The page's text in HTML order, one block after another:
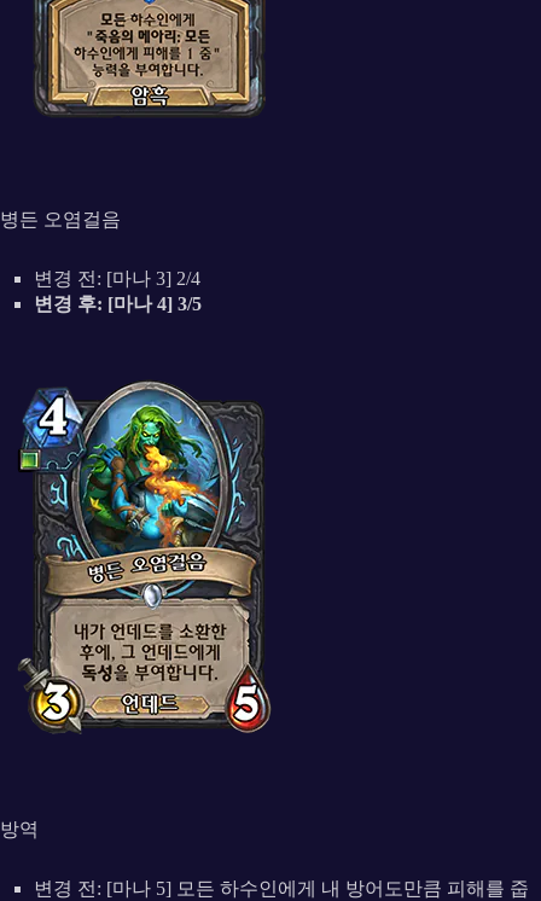
병든 오염걸음
변경 전: [마나 3] 2/4
변경 후: [마나 4] 3/5
방역
변경 전: [마나 5] 모든 하수인에게 내 방어도만큼 피해를 줍